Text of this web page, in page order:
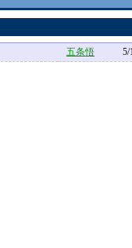
五条悟 5/16